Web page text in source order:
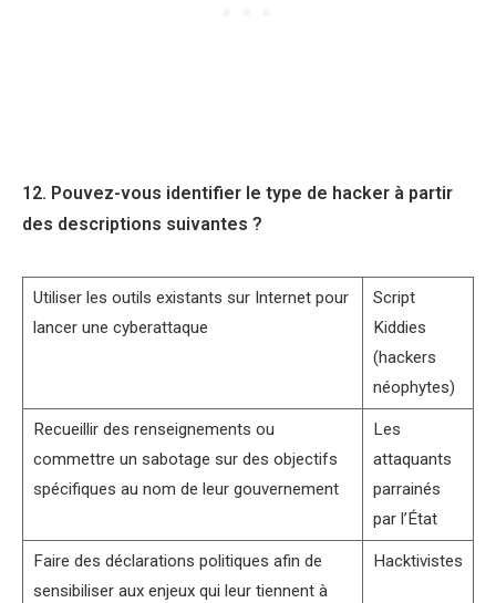
12. Pouvez-vous identifier le type de hacker à partir
des descriptions suivantes ?
Utiliser les outils existants sur Internet pour
lancer une cyberattaque
Script
Kiddies
(hackers
néophytes)
Recueillir des renseignements ou
commettre un sabotage sur des objectifs
spécifiques au nom de leur gouvernement
Les
attaquants
parrainés
par l’État
Faire des déclarations politiques afin de
sensibiliser aux enjeux qui leur tiennent à
Hacktivistes